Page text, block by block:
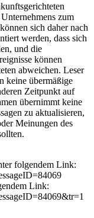
zum
sich daher nach
werden, dass sich
und die
können
abweichen. Leser
keine übermäßige
Zeitpunkt auf
übernimmt keine
zu aktualisieren,
Meinungen des
folgendem Link:
Link: